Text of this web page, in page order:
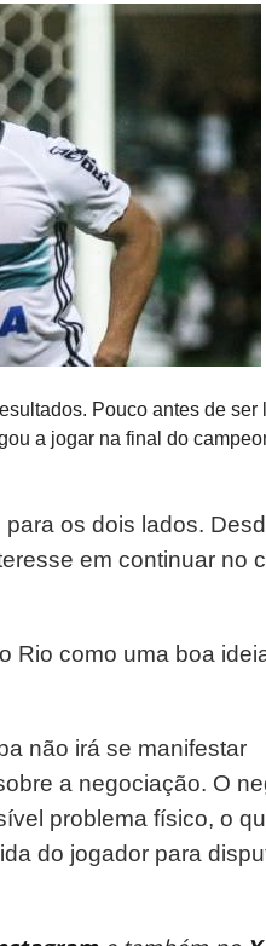
Pouco antes de ser
a jogar na final do
os dois lados.
em continuar no
Rio como uma boa
não irá se manifestar
a negociação. O
problema físico, o
do jogador para